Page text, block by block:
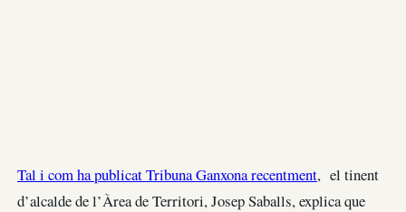
Tal i com ha publicat Tribuna Ganxona recentment, el tinent
d’alcalde de l’Àrea de Territori, Josep Saballs, explica que